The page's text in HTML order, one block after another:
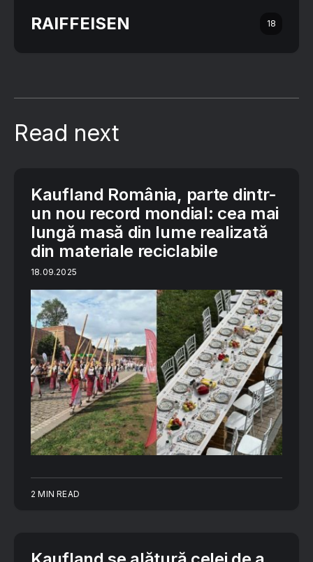
RAIFFEISEN 18
Read next
Kaufland România, parte dintr-
un nou record mondial: cea mai
lungă masă din lume realizată
din materiale reciclabile
18.09.2025
2 MIN READ